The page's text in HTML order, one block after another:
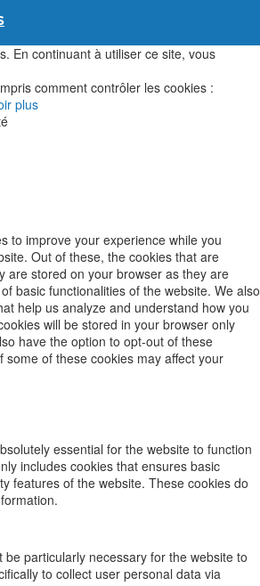
En continuant à utiliser ce site, vous
comment contrôler les cookies :
plus
to improve your experience while you
Out of these, the cookies that are
are stored on your browser as they are
basic functionalities of the website. We also
help us analyze and understand how you
will be stored in your browser only
have the option to opt-out of these
some of these cookies may affect your
essential for the website to function
includes cookies that ensures basic
features of the website. These cookies do
particularly necessary for the website to
to collect user personal data via